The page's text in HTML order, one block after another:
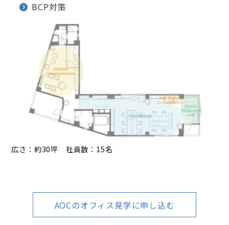
BCP対策
広さ：約30坪 社員数：15名
AOCのオフィス見学に申し込む